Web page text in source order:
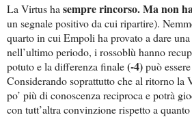
La Virtus ha sempre rincorso. Ma non
un segnale positivo da cui ripartire).
quarto in cui Empoli ha provato a dare
nell’ultimo periodo, i rossoblù hanno
potuto e la differenza finale(-4)può
Considerando soprattutto che al ritorno la
po’ più di conoscenza reciproca e potrà
con tutt’altra convinzione rispetto a